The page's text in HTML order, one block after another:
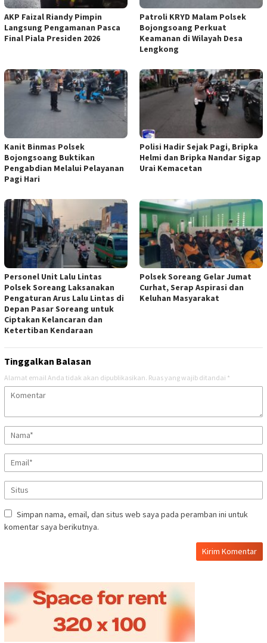
AKP Faizal Riandy Pimpin
Langsung Pengamanan Pasca
Final Piala Presiden 2026
Patroli KRYD Malam Polsek
Bojongsoang Perkuat
Keamanan di Wilayah Desa
Lengkong
Kanit Binmas Polsek
Bojongsoang Buktikan
Pengabdian Melalui Pelayanan
Pagi Hari
Polisi Hadir Sejak Pagi, Bripka
Helmi dan Bripka Nandar Sigap
Urai Kemacetan
Personel Unit Lalu Lintas
Polsek Soreang Laksanakan
Pengaturan Arus Lalu Lintas di
Depan Pasar Soreang untuk
Ciptakan Kelancaran dan
Ketertiban Kendaraan
Polsek Soreang Gelar Jumat
Curhat, Serap Aspirasi dan
Keluhan Masyarakat
Tinggalkan Balasan
Alamat email Anda tidak akan dipublikasikan. Ruas yang wajib ditandai *
Simpan nama, email, dan situs web saya pada peramban ini untuk
komentar saya berikutnya.